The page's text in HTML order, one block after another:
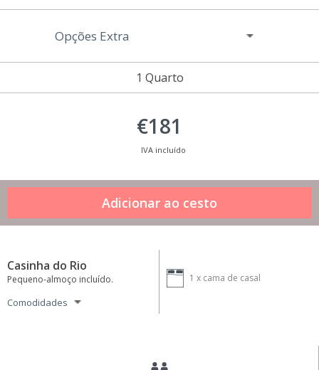
1 Quarto
Opções Extra
€181
IVA incluído
Casinha do Rio
Pequeno-almoço incluído.
Comodidades
1 x cama de casal